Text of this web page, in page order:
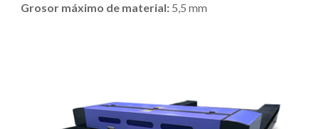
Grosor máximo de material: 5,5 mm